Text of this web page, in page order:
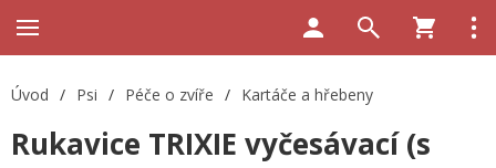
Úvod / Psi / Péče o zvíře / Kartáče a hřebeny
Rukavice TRIXIE vyčesávací (s